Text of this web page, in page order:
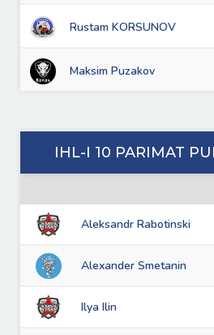
Rustam KORSUNOV
Maksim Puzakov
IHL-I 10 PARIMAT
Aleksandr Rabotinski
Alexander Smetanin
Ilya Ilin